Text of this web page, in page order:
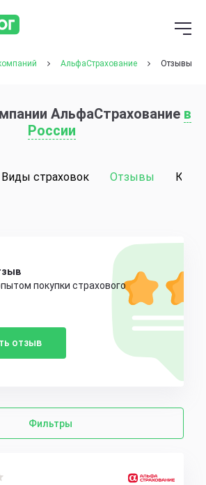
АльфаСтрахование Отзывы
АльфаСтрахование в
России
Виды страховок Отзывы
покупки страхового
отзыв
Фильтры